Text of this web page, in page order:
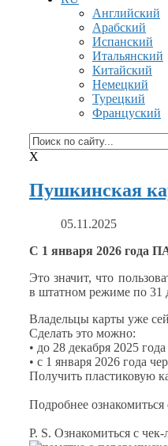
Английский
Арабский
Испанский
Итальянский
Китайский
Немецкий
Турецкий
Француский
X
Пушкинская
05.11.2025
С 1 января 2026 года
Это значит, что
в штатном режиме по 31
Владельцы карты уже
Сделать это можно:
• до 28 декабря 2025 года
• с 1 января 2026 года
Получить пластиковую
Подробнее ознакомиться
P. S. Ознакомиться с чек-